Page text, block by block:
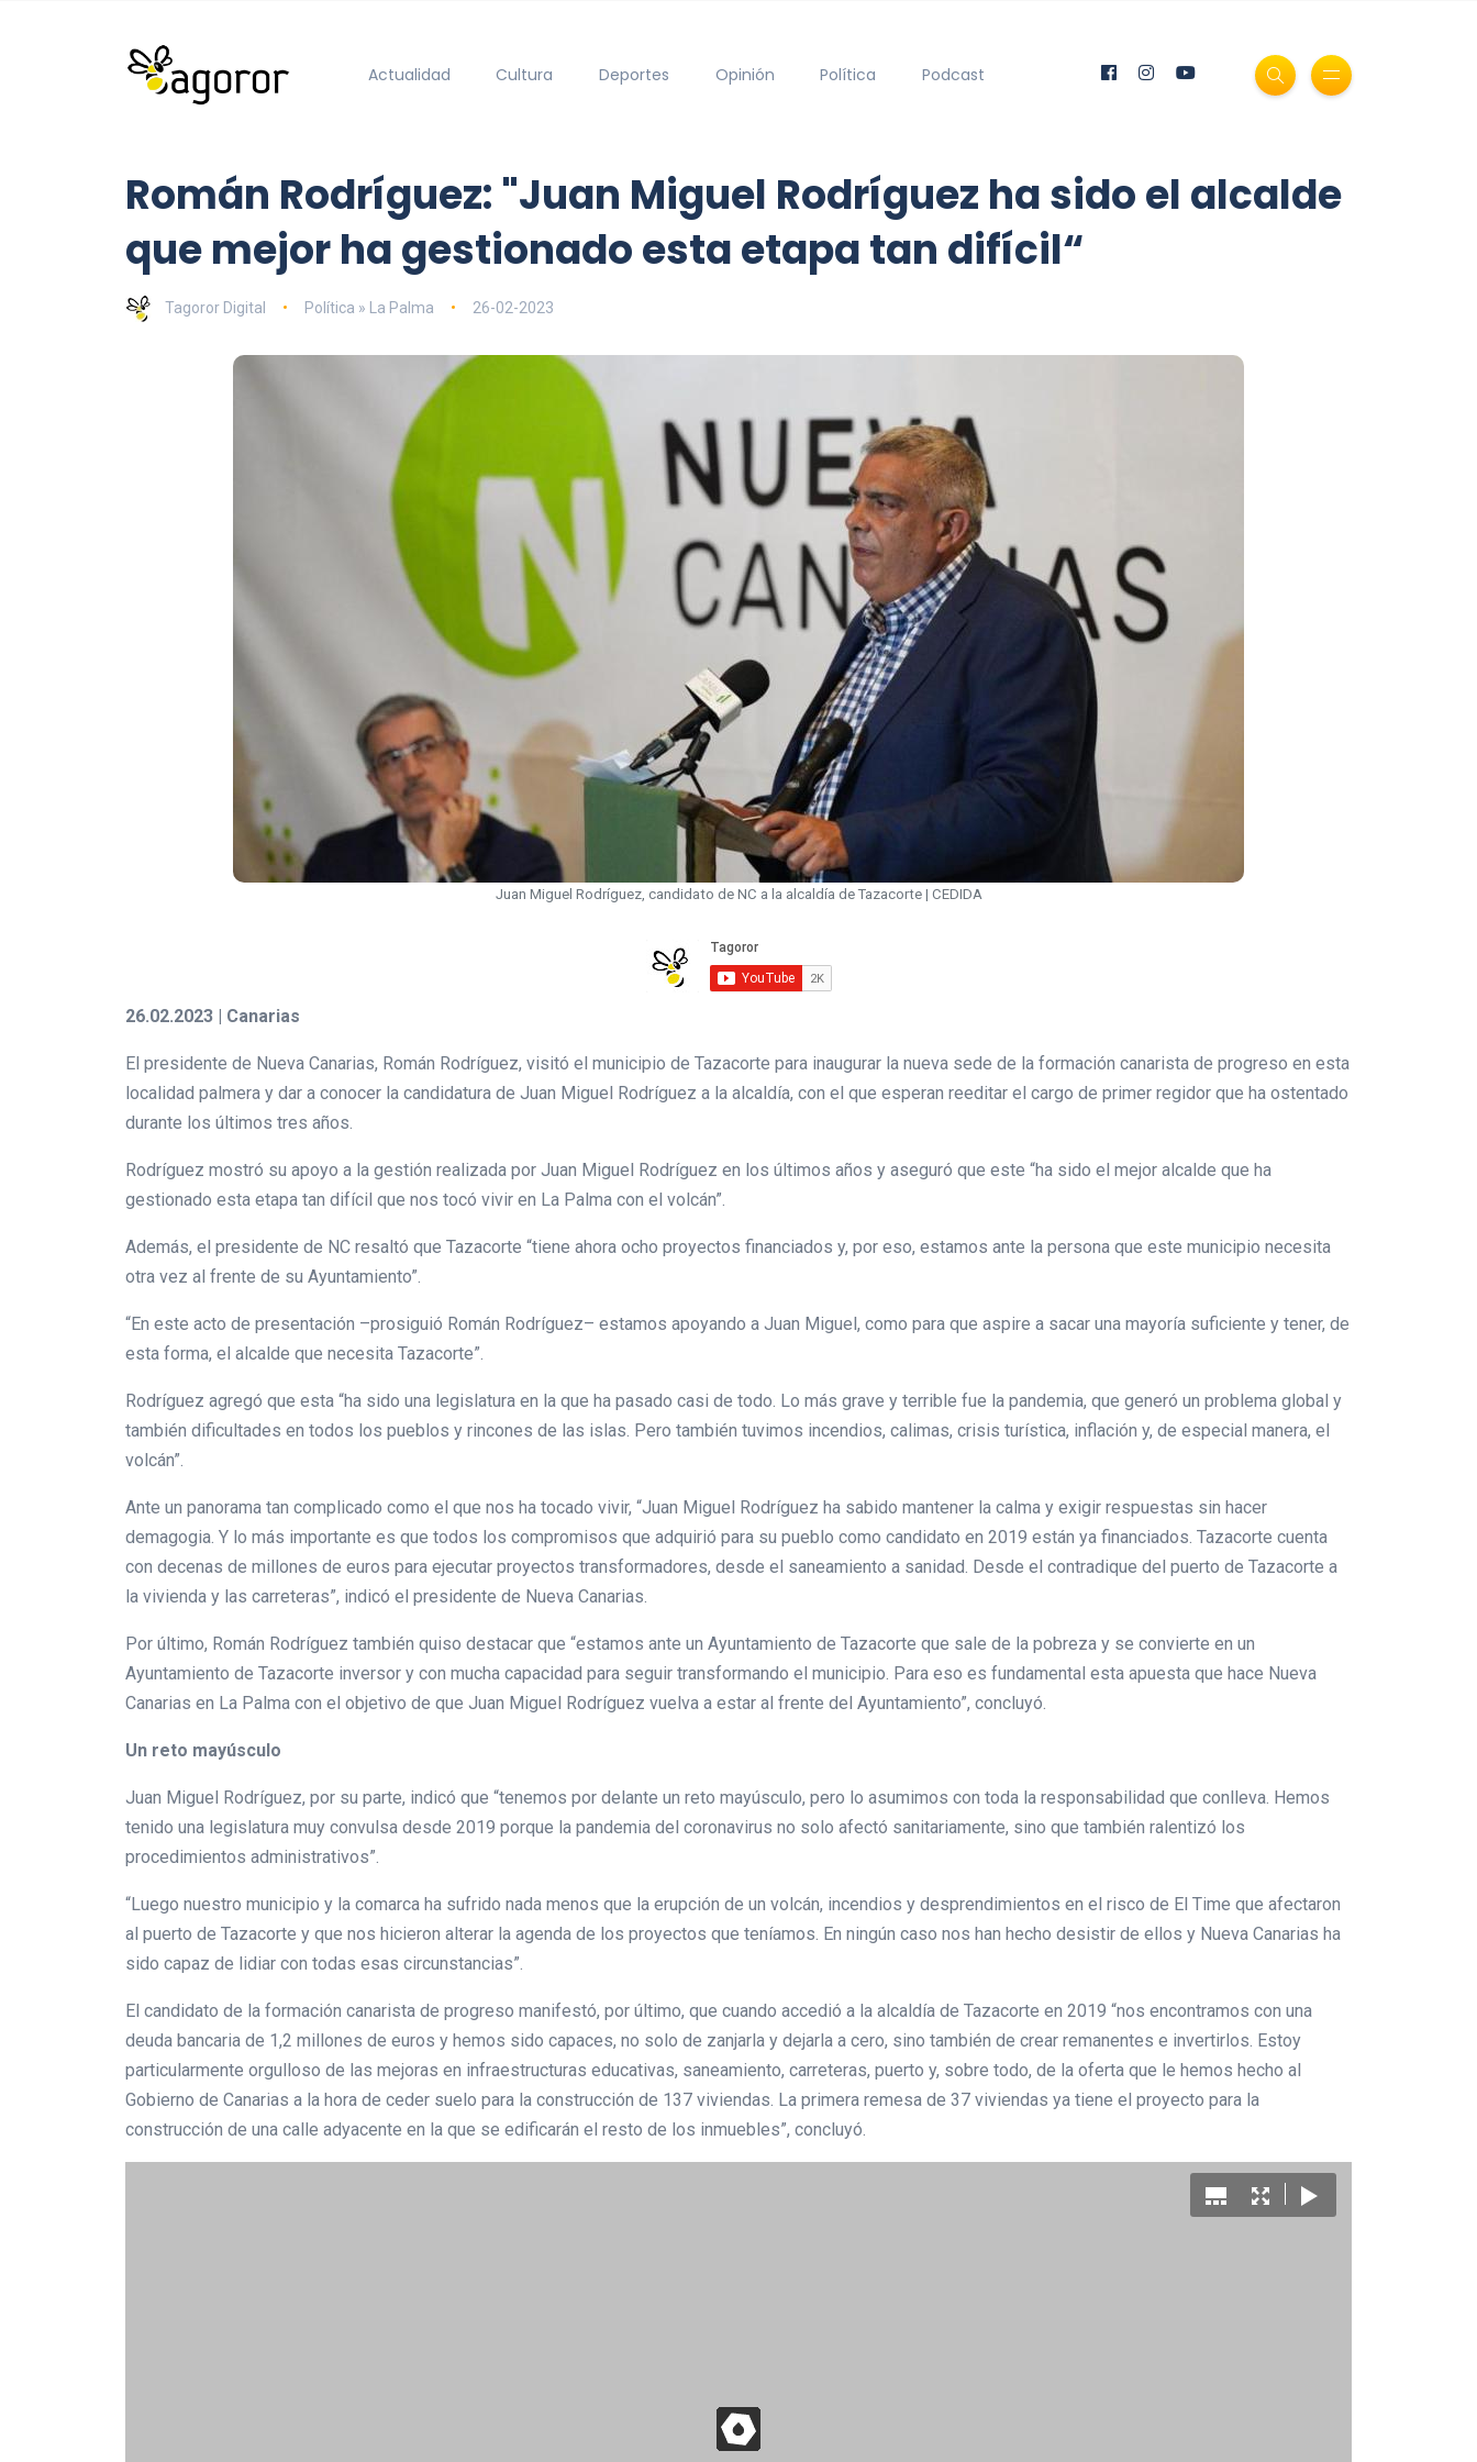
Actualidad Cultura Deportes Opinión Política Podcast
Román Rodríguez: "Juan Miguel Rodríguez ha sido el alcalde
que mejor ha gestionado esta etapa tan difícil“
Tagoror Digital Política » La Palma 26-02-2023
Juan Miguel Rodríguez, candidato de NC a la alcaldía de Tazacorte | CEDIDA
26.02.2023 | Canarias
El presidente de Nueva Canarias, Román Rodríguez, visitó el municipio de Tazacorte para inaugurar la nueva sede de la formación canarista de progreso en esta
localidad palmera y dar a conocer la candidatura de Juan Miguel Rodríguez a la alcaldía, con el que esperan reeditar el cargo de primer regidor que ha ostentado
durante los últimos tres años.
Rodríguez mostró su apoyo a la gestión realizada por Juan Miguel Rodríguez en los últimos años y aseguró que este “ha sido el mejor alcalde que ha
gestionado esta etapa tan difícil que nos tocó vivir en La Palma con el volcán”.
Además, el presidente de NC resaltó que Tazacorte “tiene ahora ocho proyectos financiados y, por eso, estamos ante la persona que este municipio necesita
otra vez al frente de su Ayuntamiento”.
“En este acto de presentación –prosiguió Román Rodríguez– estamos apoyando a Juan Miguel, como para que aspire a sacar una mayoría suficiente y tener, de
esta forma, el alcalde que necesita Tazacorte”.
Rodríguez agregó que esta “ha sido una legislatura en la que ha pasado casi de todo. Lo más grave y terrible fue la pandemia, que generó un problema global y
también dificultades en todos los pueblos y rincones de las islas. Pero también tuvimos incendios, calimas, crisis turística, inflación y, de especial manera, el
volcán”.
Ante un panorama tan complicado como el que nos ha tocado vivir, “Juan Miguel Rodríguez ha sabido mantener la calma y exigir respuestas sin hacer
demagogia. Y lo más importante es que todos los compromisos que adquirió para su pueblo como candidato en 2019 están ya financiados. Tazacorte cuenta
con decenas de millones de euros para ejecutar proyectos transformadores, desde el saneamiento a sanidad. Desde el contradique del puerto de Tazacorte a
la vivienda y las carreteras”, indicó el presidente de Nueva Canarias.
Por último, Román Rodríguez también quiso destacar que “estamos ante un Ayuntamiento de Tazacorte que sale de la pobreza y se convierte en un
Ayuntamiento de Tazacorte inversor y con mucha capacidad para seguir transformando el municipio. Para eso es fundamental esta apuesta que hace Nueva
Canarias en La Palma con el objetivo de que Juan Miguel Rodríguez vuelva a estar al frente del Ayuntamiento”, concluyó.
Un reto mayúsculo
Juan Miguel Rodríguez, por su parte, indicó que “tenemos por delante un reto mayúsculo, pero lo asumimos con toda la responsabilidad que conlleva. Hemos
tenido una legislatura muy convulsa desde 2019 porque la pandemia del coronavirus no solo afectó sanitariamente, sino que también ralentizó los
procedimientos administrativos”.
“Luego nuestro municipio y la comarca ha sufrido nada menos que la erupción de un volcán, incendios y desprendimientos en el risco de El Time que afectaron
al puerto de Tazacorte y que nos hicieron alterar la agenda de los proyectos que teníamos. En ningún caso nos han hecho desistir de ellos y Nueva Canarias ha
sido capaz de lidiar con todas esas circunstancias”.
El candidato de la formación canarista de progreso manifestó, por último, que cuando accedió a la alcaldía de Tazacorte en 2019 “nos encontramos con una
deuda bancaria de 1,2 millones de euros y hemos sido capaces, no solo de zanjarla y dejarla a cero, sino también de crear remanentes e invertirlos. Estoy
particularmente orgulloso de las mejoras en infraestructuras educativas, saneamiento, carreteras, puerto y, sobre todo, de la oferta que le hemos hecho al
Gobierno de Canarias a la hora de ceder suelo para la construcción de 137 viviendas. La primera remesa de 37 viviendas ya tiene el proyecto para la
construcción de una calle adyacente en la que se edificarán el resto de los inmuebles”, concluyó.